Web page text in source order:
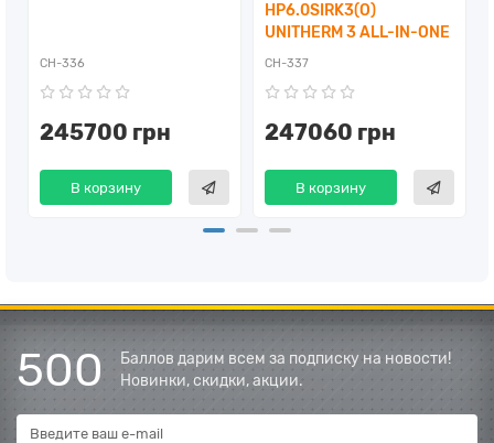
CH-336
245700 грн
В корзину
HP6.0SIRK3(O)
UNITHERM 3 ALL-IN-ONE
CH-337
247060 грн
В корзину
500
Баллов дарим всем за подписку на новости!
Новинки, скидки, акции.